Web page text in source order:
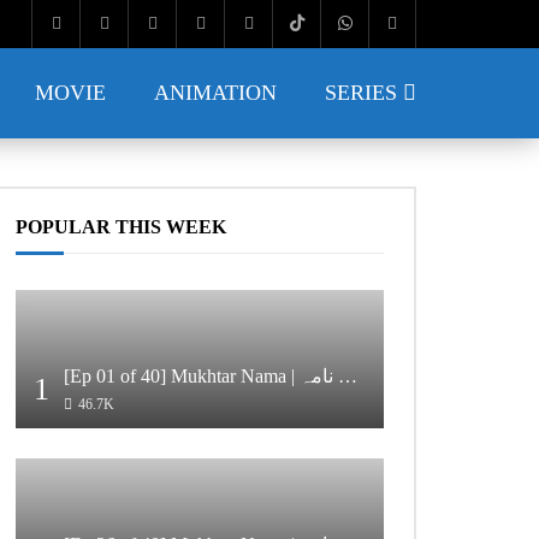
MOVIE ANIMATION SERIES
POPULAR THIS WEEK
1 [Ep 01 of 40] Mukhtar Nama | مختار نامہ [HD Quality]
46.7K